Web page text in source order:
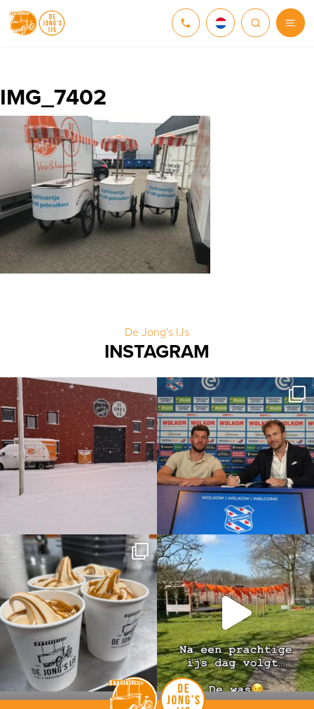
NEDERLANDS
ENGLISH
IMG_7402
De Jong's IJs
INSTAGRAM